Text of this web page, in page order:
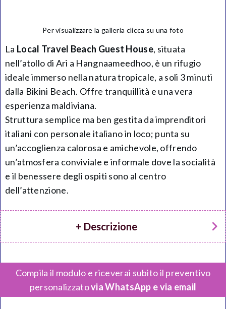
Per visualizzare la galleria clicca su una foto
La Local Travel Beach Guest House, situata
nell’atollo di Ari a Hangnaameedhoo, è un rifugio
ideale immerso nella natura tropicale, a soli 3 minuti
dalla Bikini Beach. Offre tranquillità e una vera
esperienza maldiviana.
Struttura semplice ma ben gestita da imprenditori
italiani con personale italiano in loco; punta su
un’accoglienza calorosa e amichevole, offrendo
un’atmosfera conviviale e informale dove la socialità
e il benessere degli ospiti sono al centro
dell’attenzione.
+ Descrizione
Compila il modulo e riceverai subito il preventivo
personalizzatovia WhatsApp e via email